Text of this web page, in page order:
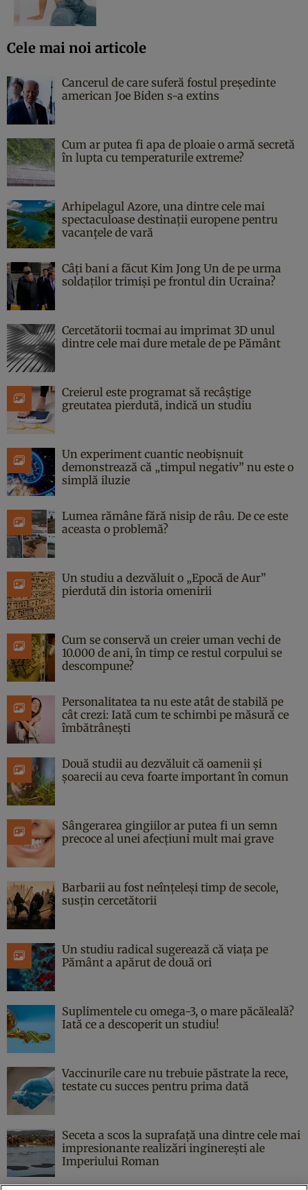
Cele mai noi articole
Cancerul de care suferă fostul președinte
american Joe Biden s-a extins
Cum ar putea fi apa de ploaie o armă secretă
în lupta cu temperaturile extreme?
Arhipelagul Azore, una dintre cele mai
spectaculoase destinații europene pentru
vacanțele de vară
Câți bani a făcut Kim Jong Un de pe urma
soldaților trimiși pe frontul din Ucraina?
Cercetătorii tocmai au imprimat 3D unul
dintre cele mai dure metale de pe Pământ
Creierul este programat să recâștige
greutatea pierdută, indică un studiu
Un experiment cuantic neobișnuit
demonstrează că „timpul negativ” nu este o
simplă iluzie
Lumea rămâne fără nisip de râu. De ce este
aceasta o problemă?
Un studiu a dezvăluit o „Epocă de Aur”
pierdută din istoria omenirii
Cum se conservă un creier uman vechi de
10.000 de ani, în timp ce restul corpului se
descompune?
Personalitatea ta nu este atât de stabilă pe
cât crezi: Iată cum te schimbi pe măsură ce
îmbătrânești
Două studii au dezvăluit că oamenii și
șoarecii au ceva foarte important în comun
Sângerarea gingiilor ar putea fi un semn
precoce al unei afecțiuni mult mai grave
Barbarii au fost neînțeleși timp de secole,
susțin cercetătorii
Un studiu radical sugerează că viața pe
Pământ a apărut de două ori
Suplimentele cu omega-3, o mare păcăleală?
Iată ce a descoperit un studiu!
Vaccinurile care nu trebuie păstrate la rece,
testate cu succes pentru prima dată
Seceta a scos la suprafață una dintre cele mai
impresionante realizări inginerești ale
Imperiului Roman